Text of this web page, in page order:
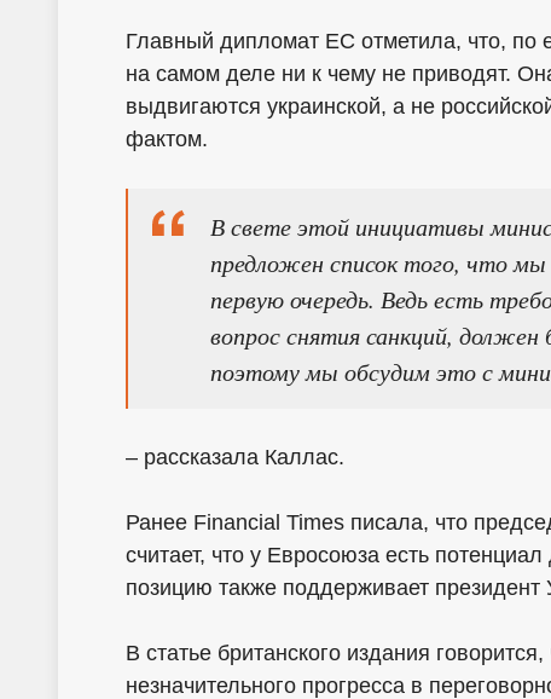
Главный дипломат ЕС отметила, что,
на самом деле ни к чему не приводят.
выдвигаются украинской, а не
фактом.
В свете этой инициативы
предложен список того, что
первую очередь. Ведь есть
вопрос снятия санкций,
поэтому мы обсудим это с
– рассказала Каллас.
Ранее Financial Times писала, что
считает, что у Евросоюза есть
позицию также поддерживает
В статье британского издания
незначительного прогресса в